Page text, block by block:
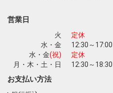
お買い物を続ける
営業日
火
定休
水・金
12:30～17:00
水・金(祝)
定休
月・木・土・日
12:30～18:30
お支払い方法